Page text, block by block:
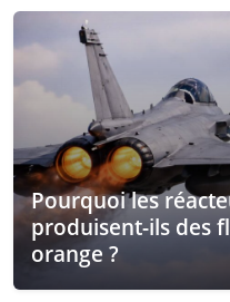
Pourquoi les
produisent-ils des
orange ?